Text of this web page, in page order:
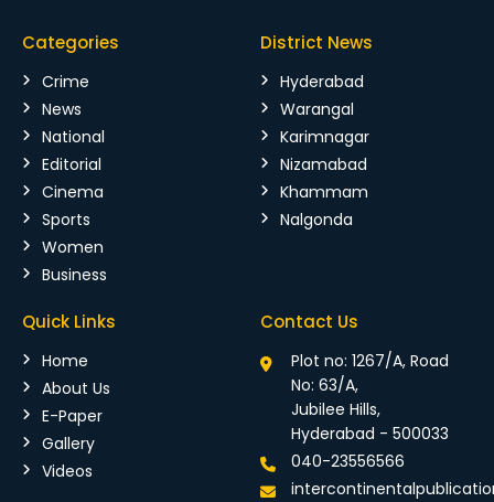
Categories
Crime
News
National
Editorial
Cinema
Sports
Women
Business
District News
Hyderabad
Warangal
Karimnagar
Nizamabad
Khammam
Nalgonda
Quick Links
Home
About Us
E-Paper
Gallery
Videos
Contact Us
Plot no: 1267/A, Road
No: 63/A,
Jubilee Hills,
Hyderabad - 500033
040-23556566